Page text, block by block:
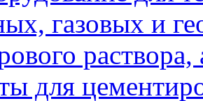
газовых и
для